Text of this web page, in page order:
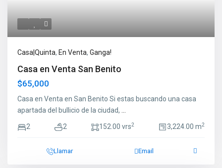
Casa|Quinta, En Venta, Ganga!
Casa en Venta San Benito
$65,000
Casa en Venta en San Benito Si estas buscando una casa
apartada del bullicio de la ciudad,
2 2 152.00 vrs2 3,224.00 m2
Llamar Email